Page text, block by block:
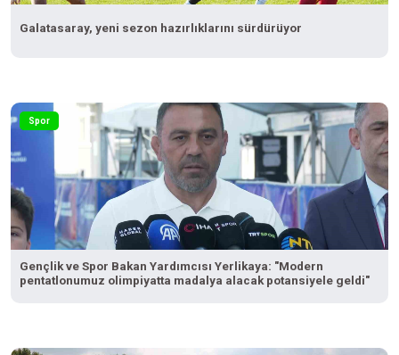
Galatasaray, yeni sezon hazırlıklarını sürdürüyor
Spor
Gençlik ve Spor Bakan Yardımcısı Yerlikaya: "Modern
pentatlonumuz olimpiyatta madalya alacak potansiyele geldi"